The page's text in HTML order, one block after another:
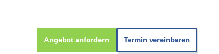
Angebot anfordern Termin vereinbaren